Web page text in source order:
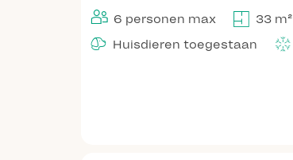
6 personen max 33 m²
Huisdieren toegestaan